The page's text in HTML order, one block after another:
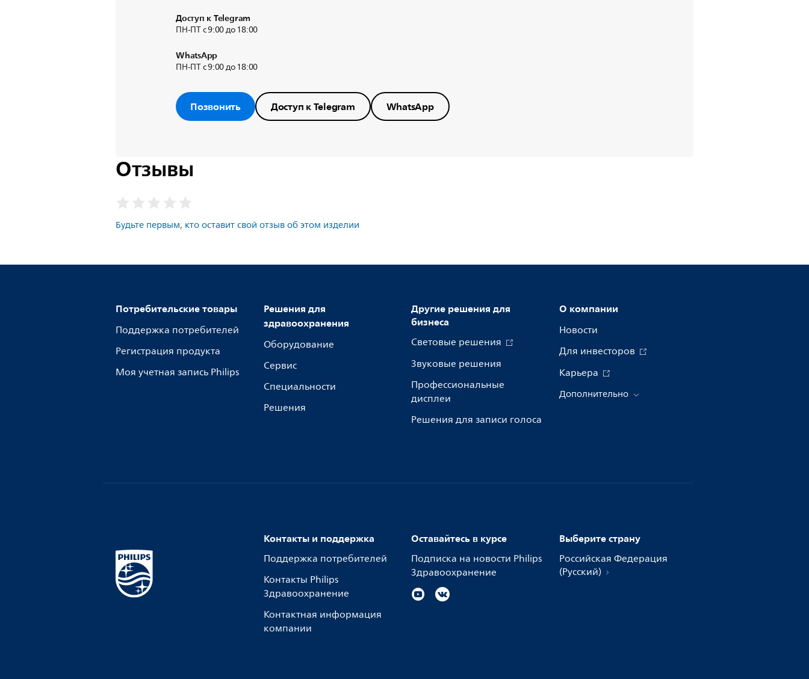
Доступ к Telegram
ПН-ПТ с 9:00 до 18:00
WhatsApp
ПН-ПТ с 9:00 до 18:00
Позвонить Доступ к Telegram WhatsApp
Отзывы
Будьте первым, кто оставит свой отзыв об этом изделии
Потребительские товары
Поддержка потребителей
Регистрация продукта
Моя учетная запись Philips
Решения для
здравоохранения
Оборудование
Сервис
Специальности
Решения
Другие решения для
бизнеса
Световые решения
Звуковые решения
Профессиональные
дисплеи
Решения для записи голоса
О компании
Новости
Для инвесторов
Карьера
Дополнительно
Контакты и поддержка
Поддержка потребителей
Контакты Philips
Здравоохранение
Контактная информация
компании
Оставайтесь в курсе
Подписка на новости Philips
Здравоохранение
Выберите страну
Российская Федерация
(Русский)